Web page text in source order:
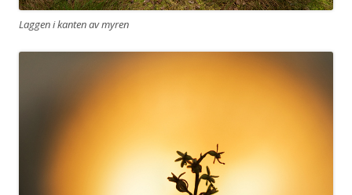
Laggen i kanten av myren